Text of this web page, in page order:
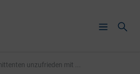
unzufrieden mit ...